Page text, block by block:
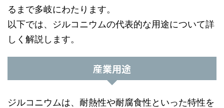
るまで多岐にわたります。
以下では、ジルコニウムの代表的な用途について詳
しく解説します。
産業用途
ジルコニウムは、耐熱性や耐腐食性といった特性を